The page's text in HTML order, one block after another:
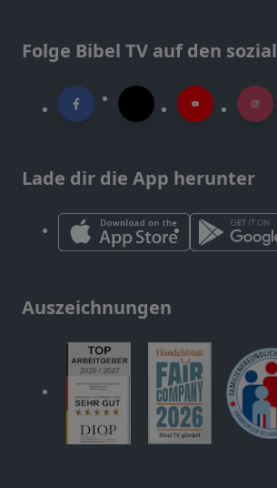
Folge Bibel TV auf den
Lade dir die App herunter
Auszeichnungen